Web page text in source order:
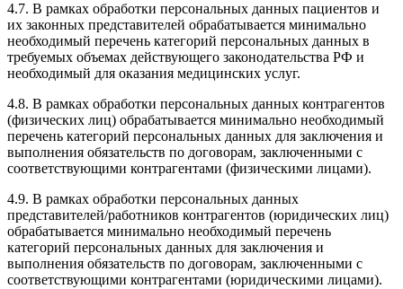
4.7. В рамках обработки персональных данных пациентов и
их законных представителей обрабатывается минимально
необходимый перечень категорий персональных данных в
требуемых объемах действующего законодательства РФ и
необходимый для оказания медицинских услуг.
4.8. В рамках обработки персональных данных контрагентов
(физических лиц) обрабатывается минимально необходимый
перечень категорий персональных данных для заключения и
выполнения обязательств по договорам, заключенными с
соответствующими контрагентами (физическими лицами).
4.9. В рамках обработки персональных данных
представителей/работников контрагентов (юридических лиц)
обрабатывается минимально необходимый перечень
категорий персональных данных для заключения и
выполнения обязательств по договорам, заключенными с
соответствующими контрагентами (юридическими лицами).